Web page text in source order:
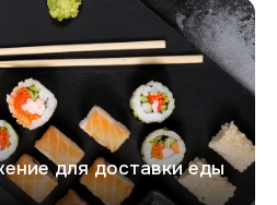
для доставки еды